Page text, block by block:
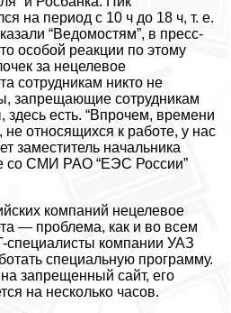
на период с 10 ч до 18 ч, т. е.
“Ведомостям”, в пресс-
особой реакции по этому
за нецелевое
сотрудникам никто не
запрещающие сотрудникам
здесь есть. “Впрочем, времени
относящихся к работе, у нас
заместитель начальника
со СМИ РАО “ЕЭС России”
компаний нецелевое
— проблема, как и во всем
специалисты компании УАЗ
специальную программу.
запрещенный сайт, его
на несколько часов.